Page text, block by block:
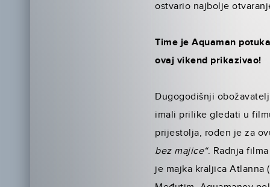
ostvario najbolje
Time je Aquaman
ovaj vikend prikazivao!
Dugogodišnji
imali prilike gledati u
prijestolja, rođen je za
bez majice“. Radnja
je majka kraljica Atlanna (